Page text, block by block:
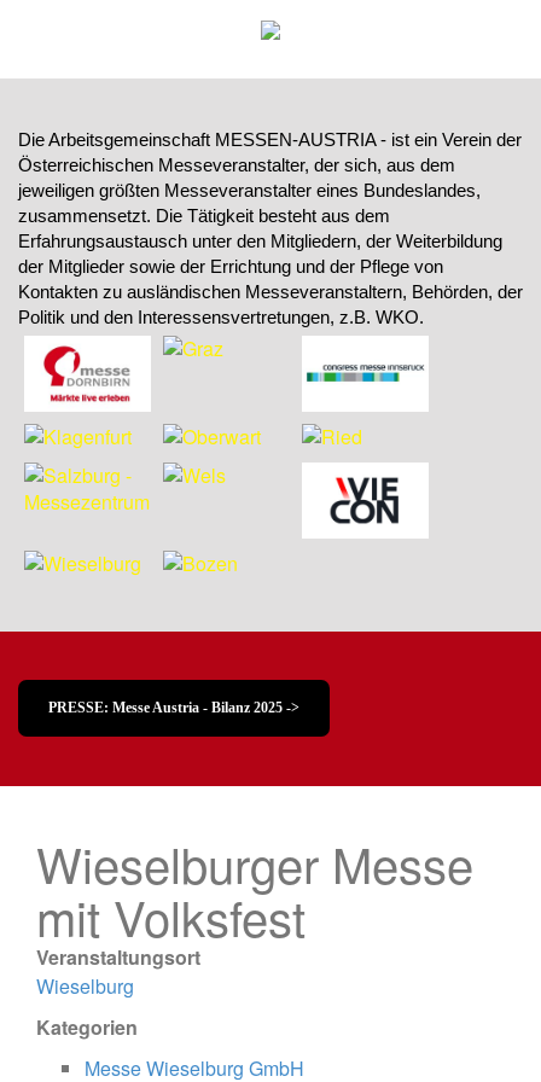
Die Arbeitsgemeinschaft MESSEN-AUSTRIA - ist ein Verein der
Österreichischen Messeveranstalter, der sich, aus dem
jeweiligen größten Messeveranstalter eines Bundeslandes,
zusammensetzt. Die Tätigkeit besteht aus dem
Erfahrungsaustausch unter den Mitgliedern, der Weiterbildung
der Mitglieder sowie der Errichtung und der Pflege von
Kontakten zu ausländischen Messeveranstaltern, Behörden, der
Politik und den Interessensvertretungen, z.B. WKO.
PRESSE: Messe Austria - Bilanz 2025 ->
Wieselburger Messe
mit Volksfest
Veranstaltungsort
Wieselburg
Kategorien
Messe Wieselburg GmbH